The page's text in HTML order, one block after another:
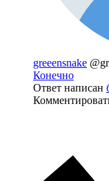
greeensnake
Конечно
Ответ написан